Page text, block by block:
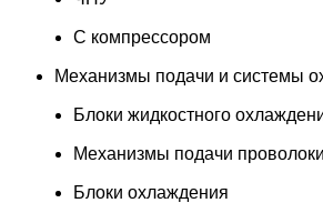
С компрессором
Механизмы подачи и системы
Блоки жидкостного
Механизмы подачи проволоки
Блоки охлаждения